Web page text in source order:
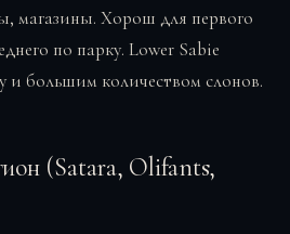
магазины. Хорош для первого
по парку. Lower Sabie
и большим количеством слонов.
(Satara, Olifants,